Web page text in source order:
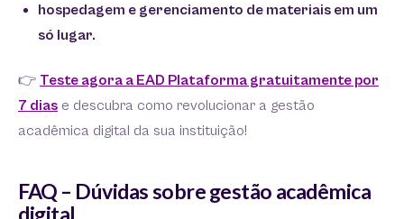
hospedagem e gerenciamento de materiais em um
só lugar.
👉 Teste agora a EAD Plataforma gratuitamente por
7 dias e descubra como revolucionar a gestão
acadêmica digital da sua instituição!
FAQ – Dúvidas sobre gestão acadêmica
digital